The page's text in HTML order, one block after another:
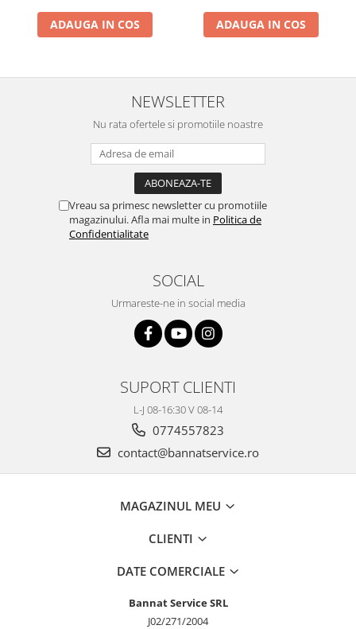
ADAUGA IN COS ADAUGA IN COS
NEWSLETTER
Nu rata ofertele si promotiile noastre
Vreau sa primesc newsletter cu promotiile
magazinului. Afla mai multe in Politica de
Confidentialitate
SOCIAL
Urmareste-ne in social media
SUPORT CLIENTI
L-J 08-16:30 V 08-14
0774557823
contact@bannatservice.ro
MAGAZINUL MEU
CLIENTI
DATE COMERCIALE
Bannat Service SRL
J02/271/2004